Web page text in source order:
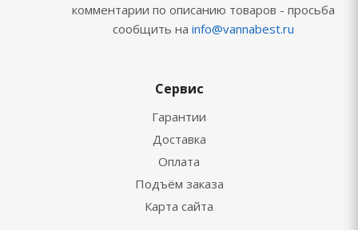
комментарии по описанию товаров - просьба
сообщить на info@vannabest.ru
Сервис
Гарантии
Доставка
Оплата
Подъём заказа
Карта сайта